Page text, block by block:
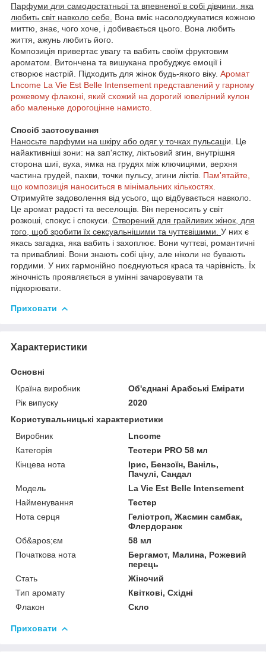
Парфуми для самодостатньої та впевненої в собі дівчини, яка
любить світ навколо себе. Вона вміє насолоджуватися кожною
миттю, знає, чого хоче, і добивається цього. Вона любить
життя, ажунь любить його.
Композиція привертає увагу та вабить своїм фруктовим
ароматом. Витончена та вишукана пробуджує емоції і
створює настрій. Підходить для жінок будь-якого віку. Аромат
Lncome La Vie Est Belle Intensement представлений у гарному
рожевому флаконі, який схожий на дорогий ювелірний кулон
або маленьке дорогоцінне намисто.
Спосіб застосування
Наносьте парфуми на шкіру або одяг у точках пульсаціи. Це
найактивніші зони: на зап'ястку, ліктьовий згин, внутрішня
сторона шиї, вуха, ямка на грудях між ключицями, верхня
частина грудей, пахви, точки пульсу, згини ліктів. Пам'ятайте,
що композиція наноситься в мінімальних кількостях.
Отримуйте задоволення від усього, що відбувається навколо.
Це аромат радості та веселощів. Він переносить у світ
розкоші, спокус і спокуси. Створений для грайливих жінок, для
того, щоб зробити їх сексуальнішими та чуттєвішими. У них є
якась загадка, яка вабить і захоплює. Вони чуттєві, романтичні
та привабливі. Вони знають собі ціну, але ніколи не бувають
гордими. У них гармонійно поєднуються краса та чарівність. Їх
жіночність проявляється в умінні зачаровувати та
підкорювати.
Приховати
Характеристики
Основні
Країна виробник
Об'єднані Арабські Емірати
Рік випуску
2020
Користувальницькі характеристики
Виробник
Lncome
Категорія
Тестери PRO 58 мл
Кінцева нота
Ірис, Бензоїн, Ваніль,
Пачулі, Сандал
Мoдель
La Vie Est Belle Intensement
Найменування
Тестер
Нота серця
Геліотроп, Жасмин самбак,
Флердоранж
Об&apos;єм
58 мл
Початкова нота
Бергамот, Малина, Рожевий
перець
Стать
Жіночий
Тип аромату
Квіткові, Східні
Флакон
Скло
Приховати